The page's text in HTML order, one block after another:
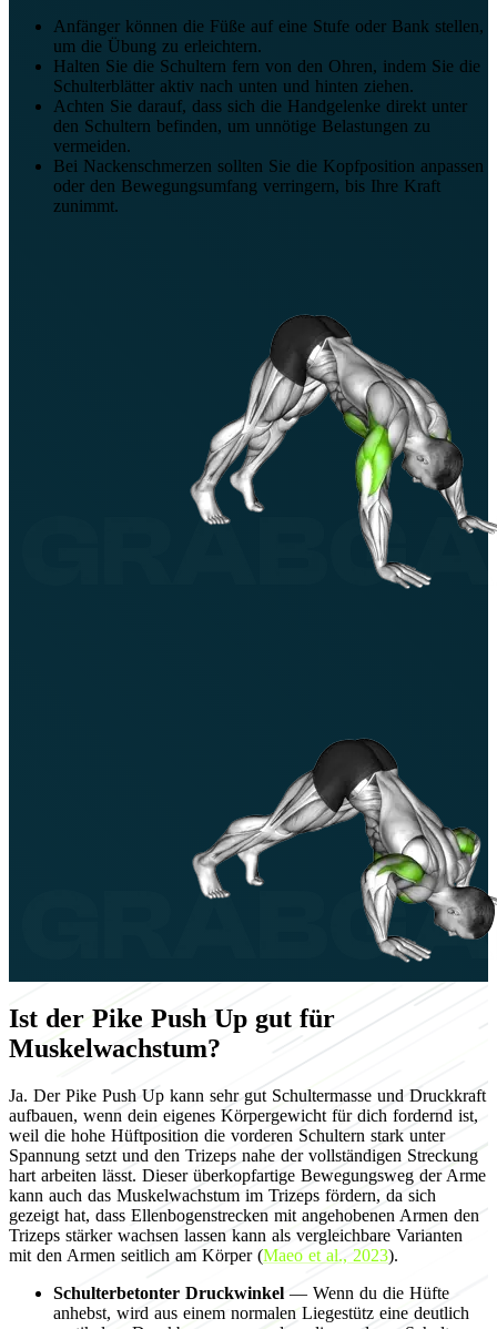
Anfänger können die Füße auf eine Stufe oder Bank stellen,
um die Übung zu erleichtern.
Halten Sie die Schultern fern von den Ohren, indem Sie die
Schulterblätter aktiv nach unten und hinten ziehen.
Achten Sie darauf, dass sich die Handgelenke direkt unter
den Schultern befinden, um unnötige Belastungen zu
vermeiden.
Bei Nackenschmerzen sollten Sie die Kopfposition anpassen
oder den Bewegungsumfang verringern, bis Ihre Kraft
zunimmt.
Ist der Pike Push Up gut für
Muskelwachstum?
Ja. Der Pike Push Up kann sehr gut Schultermasse und Druckkraft
aufbauen, wenn dein eigenes Körpergewicht für dich fordernd ist,
weil die hohe Hüftposition die vorderen Schultern stark unter
Spannung setzt und den Trizeps nahe der vollständigen Streckung
hart arbeiten lässt. Dieser überkopfartige Bewegungsweg der Arme
kann auch das Muskelwachstum im Trizeps fördern, da sich
gezeigt hat, dass Ellenbogenstrecken mit angehobenen Armen den
Trizeps stärker wachsen lassen kann als vergleichbare Varianten
mit den Armen seitlich am Körper (Maeo et al., 2023).
Schulterbetonter Druckwinkel — Wenn du die Hüfte
anhebst, wird aus einem normalen Liegestütz eine deutlich